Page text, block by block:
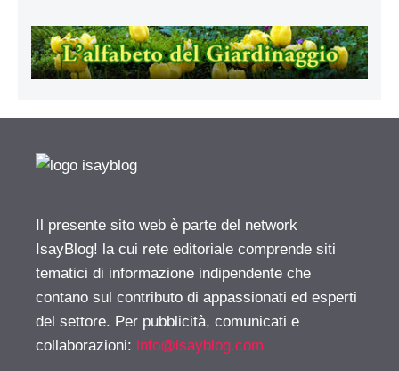
Il presente sito web è parte del network
IsayBlog! la cui rete editoriale comprende siti
tematici di informazione indipendente che
contano sul contributo di appassionati ed esperti
del settore. Per pubblicità, comunicati e
collaborazioni: info@isayblog.com